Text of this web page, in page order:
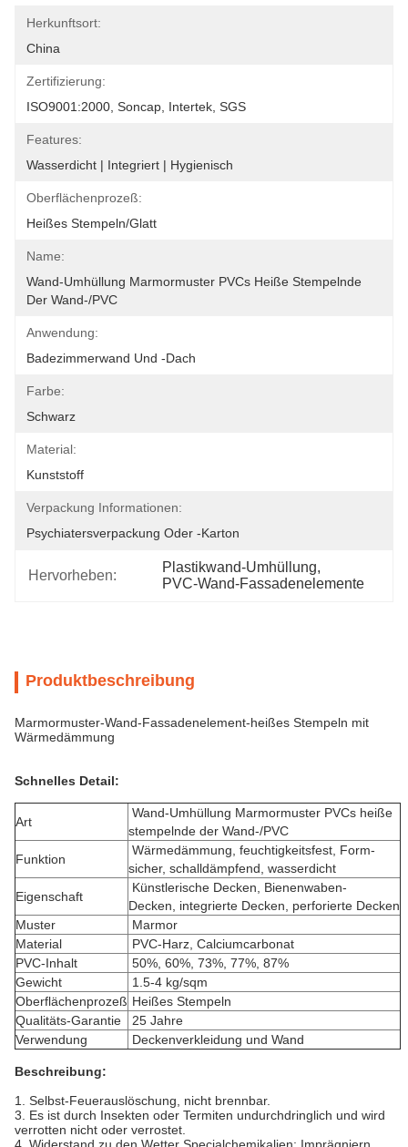
Herkunftsort:
China
Zertifizierung:
ISO9001:2000, Soncap, Intertek, SGS
Features:
Wasserdicht | Integriert | Hygienisch
Oberflächenprozeß:
Heißes Stempeln/glatt
Name:
Wand-Umhüllung Marmormuster PVCs Heiße Stempelnde
Der Wand-/PVC
Anwendung:
Badezimmerwand Und -dach
Farbe:
Schwarz
Material:
Kunststoff
Verpackung Informationen:
Psychiatersverpackung Oder -karton
Hervorheben:
Plastikwand-Umhüllung,
PVC-Wand-Fassadenelemente
Produktbeschreibung
Marmormuster-Wand-Fassadenelement-heißes Stempeln mit
Wärmedämmung
Schnelles Detail:
Art
Wand-Umhüllung Marmormuster PVCs heiße
stempelnde der Wand-/PVC
Funktion
Wärmedämmung, feuchtigkeitsfest, Form-
sicher, schalldämpfend, wasserdicht
Eigenschaft
Künstlerische Decken, Bienenwaben-
Decken, integrierte Decken, perforierte Decken
Muster
Marmor
Material
PVC-Harz, Calciumcarbonat
PVC-Inhalt
50%, 60%, 73%, 77%, 87%
Gewicht
1.5-4 kg/sqm
Oberflächenprozeß Heißes Stempeln
Qualitäts-Garantie
25 Jahre
Verwendung
Deckenverkleidung und Wand
Beschreibung:
1. Selbst-Feuerauslöschung, nicht brennbar.
3. Es ist durch Insekten oder Termiten undurchdringlich und wird
verrotten nicht oder verrostet.